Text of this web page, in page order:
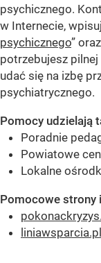
psychicznego.
w Internecie,
psychicznego”
potrzebujesz
udać się na izbę
psychiatrycznego.
Pomocy udzielają
Poradnie
Powiatowe
Lokalne
Pomocowe strony
liniawsparcia.pl